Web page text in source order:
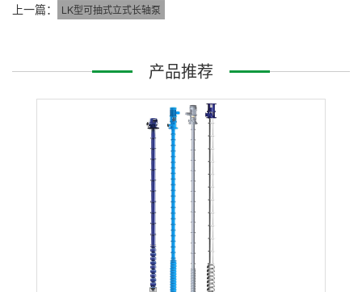
上一篇： LK型可抽式立式长轴泵
产品推荐